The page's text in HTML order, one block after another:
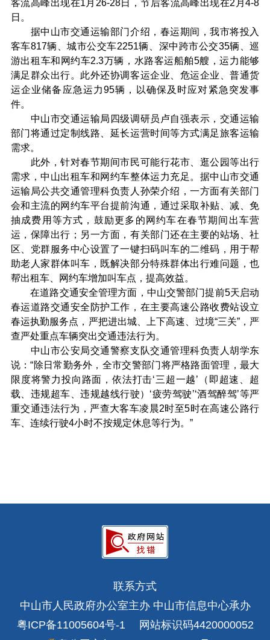
客流高峰出现在1月26-28日，节后客流高峰出现在2月4-8
日。
据中山市交通运输部门介绍，春运期间，我市将投入
客车817辆、城市公交车2251辆、深中跨市公交35辆、巡
游出租车和网约车2.3万辆，水路客运船舶5艘，运力能够
满足群众出行。此外还协调客运企业、危运企业、普通货
运企业储备应急运力95辆，以确保及时应对紧急突发事
件。
中山市交通运输局四级调研员卢自强表示，交通运输
部门将通过定制线路、延长运营时间等方式满足旅客运输
需求。
此外，针对春节期间市民可能行花市、逛公园等出行
需求，中山出租车和网约车整体运力充足。据中山市交通
运输局公共交通管理科负责人孙荣介绍，一方面有关部门
会和主流的网约车平台提前沟通，通过采取补贴、减、免
抽成费用等方式，鼓励更多的网约车在春节期间出车营
运，保障出行；另一方面，有关部门还在主要的站场、社
区、党群服务中心设置了一键扫码叫车的二维码，用于帮
助老人家群体叫车，既解决部分特殊群体出行难问题，也
帮出租车、网约车增加叫车点，提高效益。
在道路交通安全管理方面，中山交警部门提前5天启动
春运道路交通安全防护工作，在主要高速公路收费站设立
春运执勤服务点，严把进出城、上下高速、过境“三关”，严
查严处重点车辆突出交通违法行为。
中山市公安局交通警察支队交通管理科负责人胡学东
说：“除日常勤务外，全市交警部门将严格路面管理，最大
限度将警力投向路面，依法打击‘三超一越’（即超速、超
载、违规超车、违规越线行驶）‘疲劳驾驶’‘酒驾醉驾’等严
重交通违法行为，严查大客车凌晨2时至5时在高速公路行
车、连续行驶4小时不按规定休息等行为。”
联系方式
中山市人民政府办公室主办 中山市信息中心承办
粤ICP备11005604号-1
网站标识码4420000052